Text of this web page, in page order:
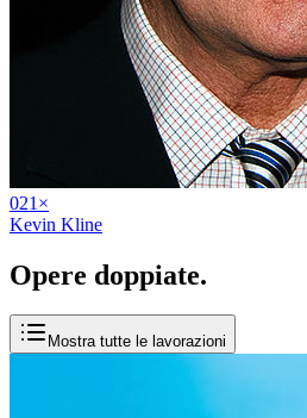
021 ×
Kevin Kline
Opere doppiate.
Mostra tutte le lavorazioni